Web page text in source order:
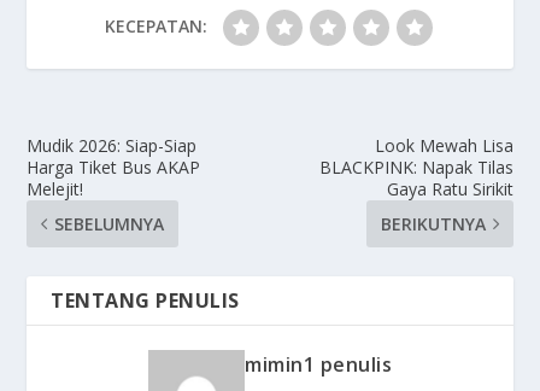
KECEPATAN:
Mudik 2026: Siap-Siap
Harga Tiket Bus AKAP
Melejit!
SEBELUMNYA
Look Mewah Lisa
BLACKPINK: Napak Tilas
Gaya Ratu Sirikit
BERIKUTNYA
TENTANG PENULIS
mimin1 penulis